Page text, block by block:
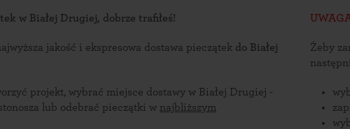
w Białej Drugiej, dobrze trafiłeś!
jakość i ekspresowa dostawa pieczątek do Białej
projekt, wybrać miejsce dostawy w Białej Drugiej -
listonosza lub odebrać pieczątki w najbliższym
Żeby